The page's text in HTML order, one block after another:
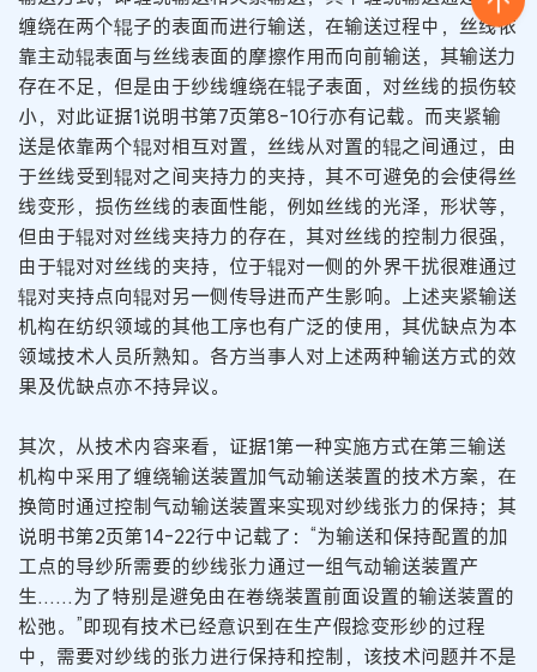
缠绕在两个辊子的表面而进行输送，在输送过程中，丝线依
靠主动辊表面与丝线表面的摩擦作用而向前输送，其输送力
存在不足，但是由于纱线缠绕在辊子表面，对丝线的损伤较
小，对此证据1说明书第7页第8-10行亦有记载。而夹紧输
送是依靠两个辊对相互对置，丝线从对置的辊之间通过，由
于丝线受到辊对之间夹持力的夹持，其不可避免的会使得丝
线变形，损伤丝线的表面性能，例如丝线的光泽，形状等，
但由于辊对对丝线夹持力的存在，其对丝线的控制力很强，
由于辊对对丝线的夹持，位于辊对一侧的外界干扰很难通过
辊对夹持点向辊对另一侧传导进而产生影响。上述夹紧输送
机构在纺织领域的其他工序也有广泛的使用，其优缺点为本
领域技术人员所熟知。各方当事人对上述两种输送方式的效
果及优缺点亦不持异议。
其次，从技术内容来看，证据1第一种实施方式在第三输送
机构中采用了缠绕输送装置加气动输送装置的技术方案，在
换筒时通过控制气动输送装置来实现对纱线张力的保持；其
说明书第2页第14-22行中记载了：“为输送和保持配置的加
工点的导纱所需要的纱线张力通过一组气动输送装置产
生……为了特别是避免由在卷绕装置前面设置的输送装置的
松弛。”即现有技术已经意识到在生产假捻变形纱的过程
中，需要对纱线的张力进行保持和控制，该技术问题并不是